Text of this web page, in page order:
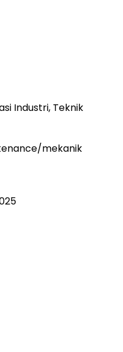
Industri, Teknik
mekanik